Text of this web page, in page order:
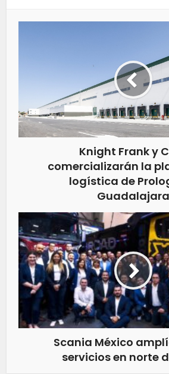
Knight Frank y
comercializarán la
logística de
Guadalajara
Scania México
servicios en norte